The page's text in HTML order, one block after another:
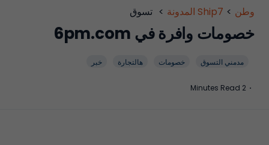
وطن > Ship7 المدونة > تسوق
خصومات وافرة في 6pm.com
مدمني التسوق خصومات هالتجارة خبر
·
2 Minutes Read